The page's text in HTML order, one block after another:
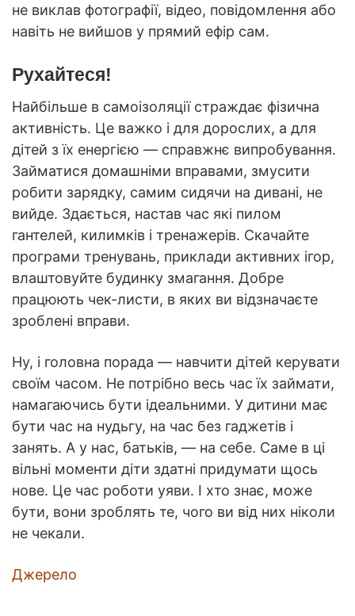
не виклав фотографії, відео, повідомлення або
навіть не вийшов у прямий ефір сам.
Рухайтеся!
Найбільше в самоізоляції страждає фізична
активність. Це важко і для дорослих, а для
дітей з їх енергією — справжнє випробування.
Займатися домашніми вправами, змусити
робити зарядку, самим сидячи на дивані, не
вийде. Здається, настав час які пилом
гантелей, килимків і тренажерів. Скачайте
програми тренувань, приклади активних ігор,
влаштовуйте будинку змагання. Добре
працюють чек-листи, в яких ви відзначаєте
зроблені вправи.
Ну, і головна порада — навчити дітей керувати
своїм часом. Не потрібно весь час їх займати,
намагаючись бути ідеальними. У дитини має
бути час на нудьгу, на час без гаджетів і
занять. А у нас, батьків, — на себе. Саме в ці
вільні моменти діти здатні придумати щось
нове. Це час роботи уяви. І хто знає, може
бути, вони зроблять те, чого ви від них ніколи
не чекали.
Джерело